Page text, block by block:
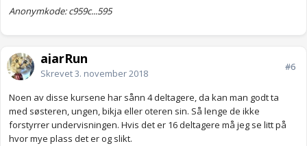
Anonymkode: c959c...595
ajarRun
Skrevet3. november 2018
#6
Noen av disse kursene har sånn 4 deltagere, da kan man godt ta
med søsteren, ungen, bikja eller oteren sin. Så lenge de ikke
forstyrrer undervisningen. Hvis det er 16 deltagere må jeg se litt på
hvor mye plass det er og slikt.